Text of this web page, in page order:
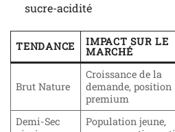
sucre-acidité
TENDANCE IMPACT SUR LE
MARCHÉ
Brut Nature
Croissance de la
demande, position
premium
Demi-Sec
Population jeune,